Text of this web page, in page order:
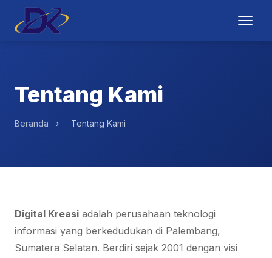
Tentang Kami
Beranda › Tentang Kami
Digital Kreasi adalah perusahaan teknologi
informasi yang berkedudukan di Palembang,
Sumatera Selatan. Berdiri sejak 2001 dengan visi